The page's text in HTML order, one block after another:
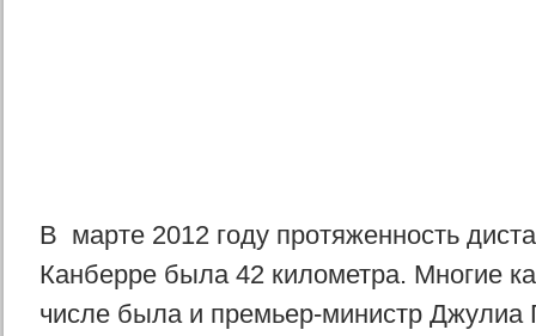
B марте 2012 году протяженность
Канберре была 42 километра. Многие
числе была и премьер-министр Джулиа